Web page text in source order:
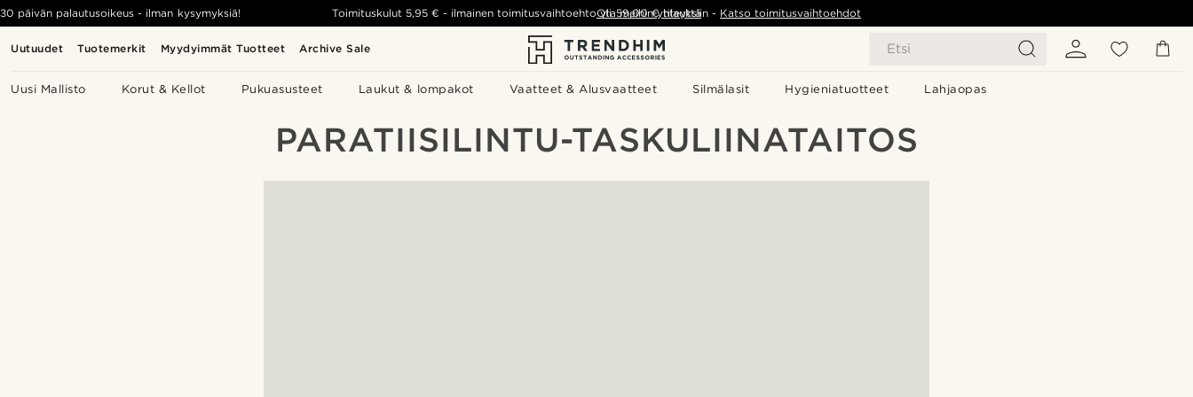
Uutuudet Tuotemerkit Myydyimmät Tuotteet Archive Sale Etsi
Uusi Mallisto Korut & Kellot Pukuasusteet Laukut & lompakot Vaatteet & Alusvaatteet Silmälasit Hygieniatuotteet Lahjaopas
30 päivän palautusoikeus - ilman kysymyksiä! Toimituskulut 5,95 € - ilmainen toimitusvaihtoehto yli 59,00 €tilauksiin - Katso toimitusvaihtoehdot
Ota meihin yhteyttä
PARATIISILINTU-TASKULIINATAITOS